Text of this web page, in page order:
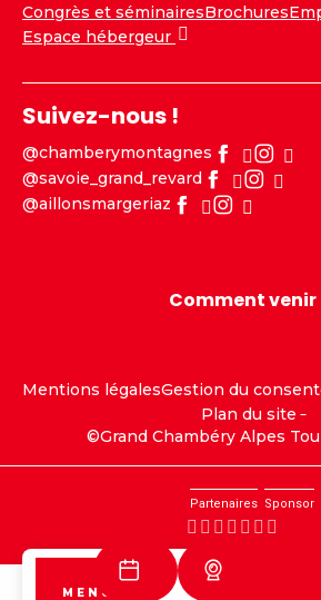
MENU
Congrès et séminairesBrochures
Espace hébergeur
Suivez-nous !
@chamberymontagnes
@savoie_grand_revard
@aillonsmargeriaz
Comment venir
Mentions légalesGestion du
Plan du site
©Grand Chambéry Alpes
Partenaires Sponsor